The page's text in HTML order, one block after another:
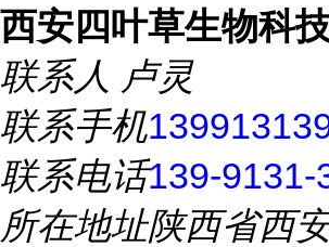
西安四叶草生物科
联系人 卢灵
联系手机
联系电话139-9131-
所在地址陕西省西